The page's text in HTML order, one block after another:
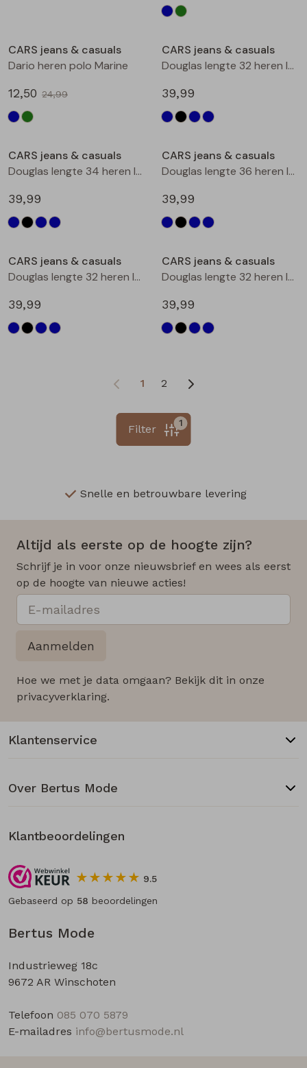
CARS jeans & casuals
Dario heren polo Marine
12,50 24,99
CARS jeans & casuals
Douglas lengte 32 heren lange broek l.stone denim
39,99
CARS jeans & casuals
Douglas lengte 34 heren lange broek l.stone denim
39,99
CARS jeans & casuals
Douglas lengte 36 heren lange broek l.stone denim
39,99
CARS jeans & casuals
Douglas lengte 32 heren lange broek Dark used
39,99
CARS jeans & casuals
Douglas lengte 32 heren lange broek Black denim
39,99
1 2
1
Filter
Snelle en betrouwbare levering
Altijd als eerste op de hoogte zijn?
Schrijf je in voor onze nieuwsbrief en wees als eerst
op de hoogte van nieuwe acties!
Aanmelden
Hoe we met je data omgaan? Bekijk dit in onze
privacyverklaring.
Bertus Mode
Industrieweg 18c
9672 AR Winschoten
Telefoon 085 070 5879
E-mailadres info@bertusmode.nl
Klantenservice
Over Bertus Mode
Klantbeoordelingen
9.5
Gebaseerd op 58 beoordelingen